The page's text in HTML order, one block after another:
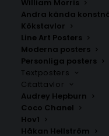
William Morris
Andra kända
Kökstavlor
Line Art Posters
Moderna posters
Personliga posters
Textposters
Citattavlor
Audrey Hepburn
Coco Chanel
Hov1
Håkan Hellström
Vintage Danny Bunny
#1 Stripes
Fr.225.00kr